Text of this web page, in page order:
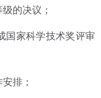
的决议；
国家科学技术奖评审
排；